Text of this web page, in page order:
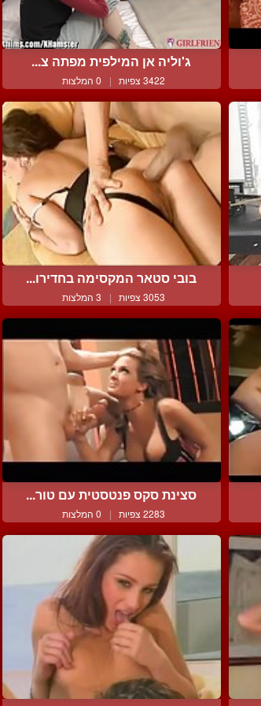
ג'וליה אן המילפית מפתה צ...
3422 צפיות | 0 המלצות
בובי סטאר המקסימה בחדירו...
3053 צפיות | 3 המלצות
סצינת סקס פנטסטית עם טור...
2283 צפיות | 0 המלצות